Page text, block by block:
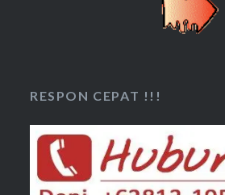
RESPON CEPAT !!!